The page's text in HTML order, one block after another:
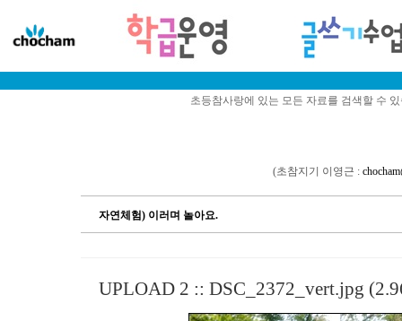
초등참사랑에 있는 모든 자료를 검색할 수
(초참지기 이영근 :
자연체험) 이러며 놀아요.
UPLOAD 2 :: DSC_2372_vert.jpg